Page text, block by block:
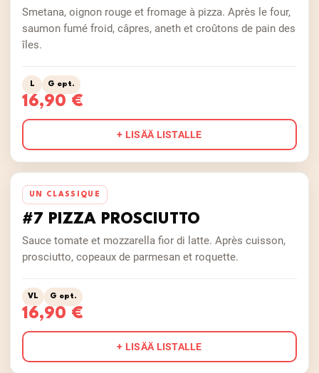
Smetana, oignon rouge et fromage à pizza. Après le four,
saumon fumé froid, câpres, aneth et croûtons de pain des
îles.
L G opt.
16,90 €
+ LISÄÄ LISTALLE
UN CLASSIQUE
#7 PIZZA PROSCIUTTO
Sauce tomate et mozzarella fior di latte. Après cuisson,
prosciutto, copeaux de parmesan et roquette.
VL G opt.
16,90 €
+ LISÄÄ LISTALLE